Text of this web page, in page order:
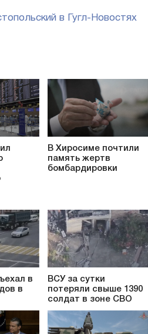
в Гугл-Новостях
В Хиросиме почтили
память жертв
бомбардировки
в
в
ВСУ за сутки
потеряли свыше 1390
солдат в зоне СВО